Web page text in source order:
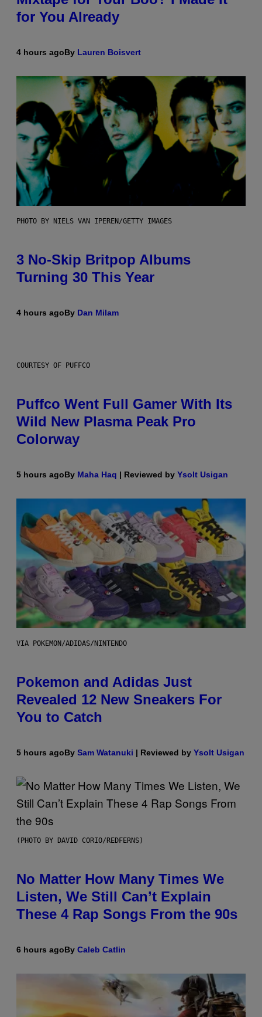
for You Already
4 hours agoBy Lauren Boisvert
PHOTO BY NIELS VAN IPEREN/GETTY IMAGES
3 No-Skip Britpop Albums
Turning 30 This Year
4 hours agoBy Dan Milam
COURTESY OF PUFFCO
Puffco Went Full Gamer With Its
Wild New Plasma Peak Pro
Colorway
5 hours agoBy Maha Haq | Reviewed by Ysolt Usigan
VIA POKEMON/ADIDAS/NINTENDO
Pokemon and Adidas Just
Revealed 12 New Sneakers For
You to Catch
5 hours agoBy Sam Watanuki | Reviewed by Ysolt Usigan
(PHOTO BY DAVID CORIO/REDFERNS)
No Matter How Many Times We
Listen, We Still Can’t Explain
These 4 Rap Songs From the 90s
6 hours agoBy Caleb Catlin